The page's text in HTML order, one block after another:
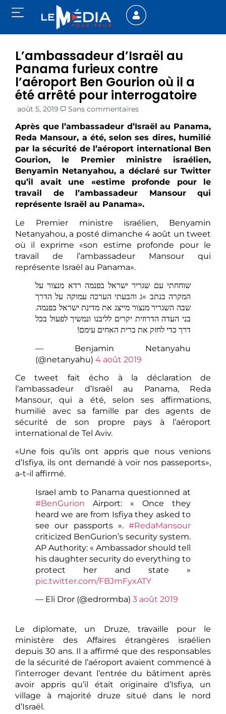
L’ambassadeur d’Israël au
Panama furieux contre
l’aéroport Ben Gourion où il a
été arrêté pour interrogatoire
août 5, 2019 Sans commentaires
Après que l’ambassadeur d’Israël au Panama,
Reda Mansour, a été, selon ses dires, humilié
par la sécurité de l’aéroport international Ben
Gourion, le Premier ministre israélien,
Benyamin Netanyahou, a déclaré sur Twitter
qu’il avait une «estime profonde pour le
travail de l’ambassadeur Mansour qui
représente Israël au Panama».
Le Premier ministre israélien, Benyamin
Netanyahou, a posté dimanche 4 août un tweet
où il exprime «son estime profonde pour le
travail de l’ambassadeur Mansour qui
représente Israël au Panama».
שוחחתי עם שגריר ישראל בפנמה רדא מנצור על
המקרה בנתב »ג והבעתי הערכה עמוקה על הדרך
שבה השגריר מנצור מייצג את מדינת ישראל בפנמה.
בני העדה הדרוזית יקרים לליבנו ונמשיך לפעול בכל
דרך כדי לחזק את ברית האחים עימם!
— Benjamin Netanyahu
(@netanyahu) 4 août 2019
Ce tweet fait écho à la déclaration de
l’ambassadeur d’Israël au Panama, Reda
Mansour, qui a été, selon ses affirmations,
humilié avec sa famille par des agents de
sécurité de son propre pays à l’aéroport
international de Tel Aviv.
«Une fois qu’ils ont appris que nous venions
d’Isfiya, ils ont demandé à voir nos passeports»,
a-t-il affirmé.
Israel amb to Panama questionned at
#BenGurion Airport: « Once they
heard we are from Isfiya they asked to
see our passports ». #RedaMansour
criticized BenGurion’s security system.
AP Authority: « Ambassador should tell
his daughter security do everything to
protect her and state »
pic.twitter.com/FBJmFyxATY
— Eli Dror (@edrormba) 3 août 2019
Le diplomate, un Druze, travaille pour le
ministère des Affaires étrangères israélien
depuis 30 ans. Il a affirmé que des responsables
de la sécurité de l’aéroport avaient commencé à
l’interroger devant l’entrée du bâtiment après
avoir appris qu’il était originaire d’Isfiya, un
village à majorité druze situé dans le nord
d’Israël.